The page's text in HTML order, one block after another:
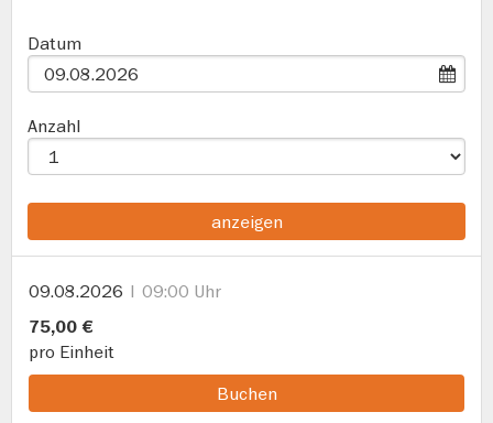
Datum
Anzahl
anzeigen
09.08.2026
09:00 Uhr
75,00 €
pro Einheit
Buchen